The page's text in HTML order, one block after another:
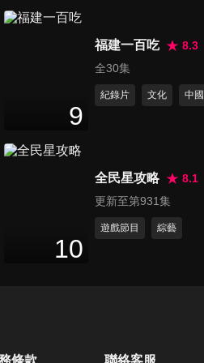
49
分鐘
55分鐘
9
福建一百吃
8.3
全30集
紀錄片 文化 中國
10
全民星攻略
8.1
更新至第931集
遊戲節目 綜藝
條款 聯絡客服